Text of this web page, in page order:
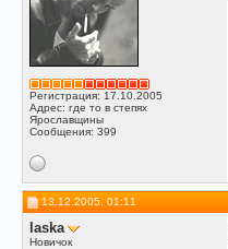
Регистрация: 17.10.2005
Адрес: где то в степях
Ярославщины
Сообщения: 399
13.12.2005, 01:11
laska
Новичок